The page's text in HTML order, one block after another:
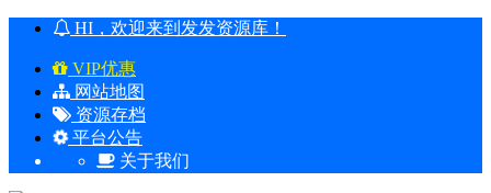
HI，欢迎来到发发资源库！
VIP优惠
网站地图
资源存档
平台公告
关于我们